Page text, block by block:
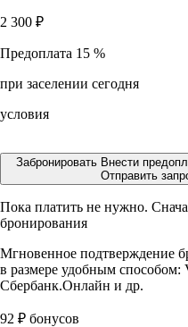
2 300 ₽
Предоплата 15 %
при заселении сегодня
условия
Забронировать Внести
Отправить
Пока платить не нужно.
бронирования
Мгновенное подтверждение
в размере удобным способом:
Сбербанк.Онлайн и др.
92 ₽ бонусов